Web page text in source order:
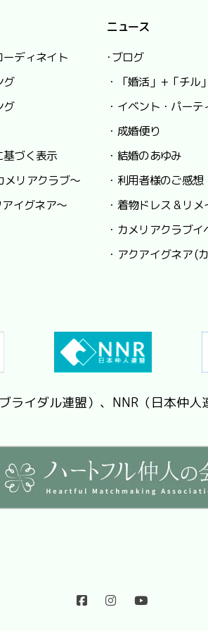
ーディネイト
グ
グ
基づく表示
メリアクラブ～
アイグネア～
ニュース
･ブログ
・「婚活」+「チル」
・イベント・パー
・成婚便り
・結婚のあゆみ
・利用者様のご感想
・着物ドレス & リメ
・カメリアクラブイ
・アクアイグネア (
ライダル連盟）、NNR（日本仲